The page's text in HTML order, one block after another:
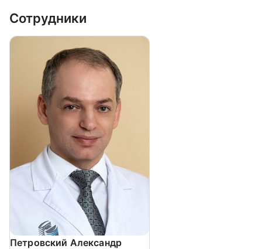
Сотрудники
Петровский Александр